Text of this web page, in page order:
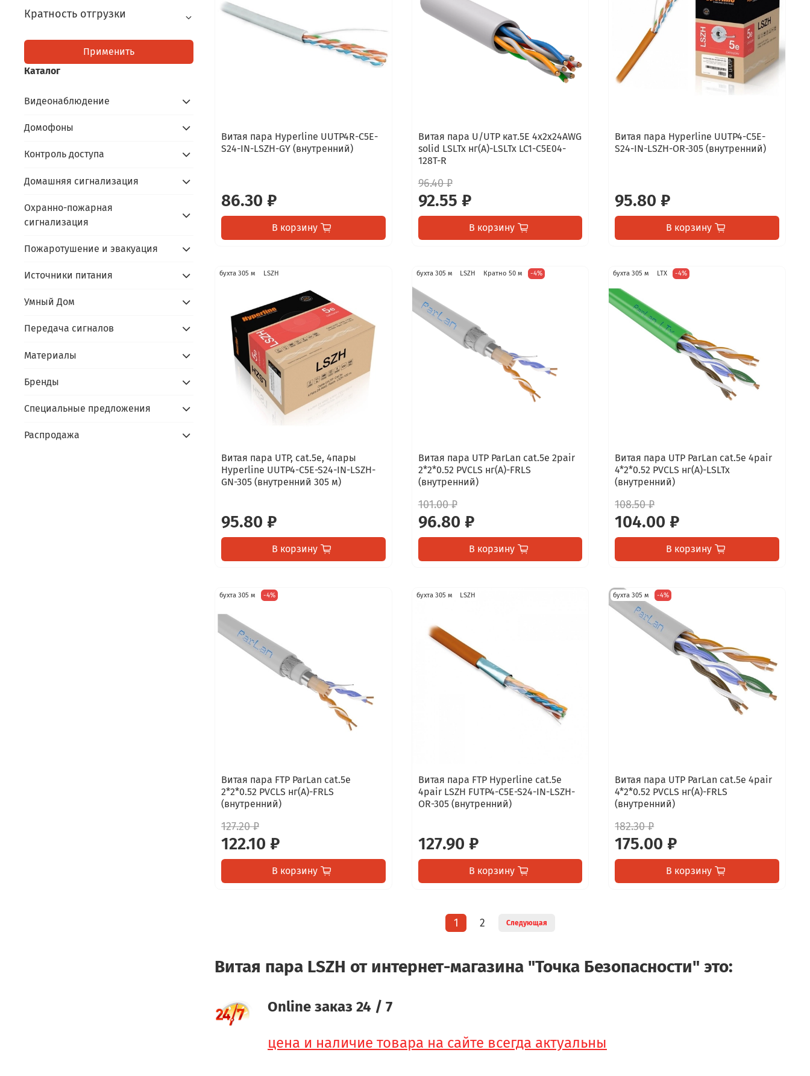
Витая пара Hyperline UUTP4R-C5E-
S24-IN-LSZH-GY (внутренний)
86.30 ₽
В корзину
Витая пара U/UTP кат.5E 4x2х24AWG
solid LSLTx нг(А)-LSLTx LC1-C5E04-
128T-R
96.40 ₽
92.55 ₽
В корзину
Витая пара Hyperline UUTP4-C5E-
S24-IN-LSZH-OR-305 (внутренний)
95.80 ₽
В корзину
бухта 305 м LSZH
Витая пара UTP, cat.5e, 4пары
Hyperline UUTP4-C5E-S24-IN-LSZH-
GN-305 (внутренний 305 м)
95.80 ₽
В корзину
бухта 305 м LSZH Кратно 50 м -4%
Витая пара UTP ParLan cat.5e 2pair
2*2*0.52 PVCLS нг(А)-FRLS
(внутренний)
101.00 ₽
96.80 ₽
В корзину
бухта 305 м LTX -4%
Витая пара UTP ParLan cat.5e 4pair
4*2*0.52 PVCLS нг(А)-LSLTx
(внутренний)
108.50 ₽
104.00 ₽
В корзину
бухта 305 м -4%
Витая пара FTP ParLan cat.5e
2*2*0.52 PVCLS нг(А)-FRLS
(внутренний)
127.20 ₽
122.10 ₽
В корзину
бухта 305 м LSZH
Витая пара FTP Hyperline cat.5e
4pair LSZH FUTP4-C5E-S24-IN-LSZH-
OR-305 (внутренний)
127.90 ₽
В корзину
бухта 305 м -4%
Витая пара UTP ParLan cat.5e 4pair
4*2*0.52 PVCLS нг(А)-FRLS
(внутренний)
182.30 ₽
175.00 ₽
В корзину
1 2 Следующая
Витая пара LSZH от интернет-магазина "Точка Безопасности" это:
Online заказ 24 / 7
цена и наличие товара на сайте всегда актуальны
Кратность отгрузки
Применить
Каталог
Видеонаблюдение
Домофоны
Контроль доступа
Домашняя сигнализация
Охранно-пожарная
сигнализация
Пожаротушение и эвакуация
Источники питания
Умный Дом
Передача сигналов
Материалы
Бренды
Специальные предложения
Распродажа